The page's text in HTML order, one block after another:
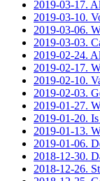
2019-03-17.
2019-03-10.
2019-03-06.
2019-03-03.
2019-02-24.
2019-02-17.
2019-02-10.
2019-02-03.
2019-01-27.
2019-01-20.
2019-01-13.
2019-01-06.
2018-12-30.
2018-12-26.